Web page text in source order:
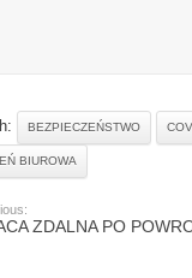
BEZPIECZEŃSTWO
BIUROWA
ZDALNA PO